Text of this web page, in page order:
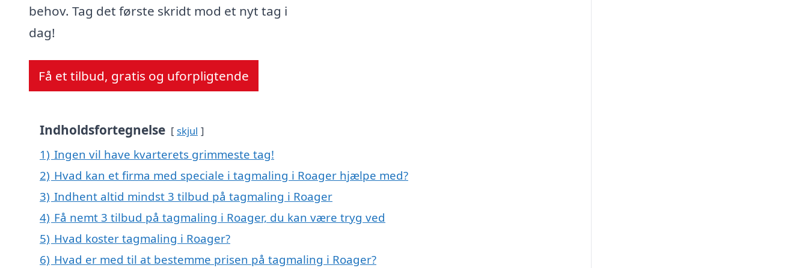
behov. Tag det første skridt mod et nyt tag i
dag!
Få et tilbud, gratis og uforpligtende
Indholdsfortegnelse skjul
1) Ingen vil have kvarterets grimmeste tag!
2) Hvad kan et firma med speciale i tagmaling i Roager hjælpe med?
3) Indhent altid mindst 3 tilbud på tagmaling i Roager
4) Få nemt 3 tilbud på tagmaling i Roager, du kan være tryg ved
5) Hvad koster tagmaling i Roager?
6) Hvad er med til at bestemme prisen på tagmaling i Roager?